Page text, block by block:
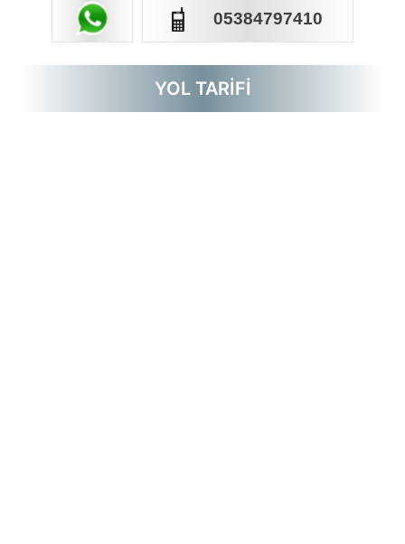
GSM 05384797410
YOL TARİFİ